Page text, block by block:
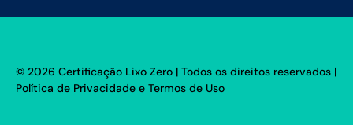
© 2026 Certificação Lixo Zero | Todos os direitos reservados |
Política de Privacidade e Termos de Uso